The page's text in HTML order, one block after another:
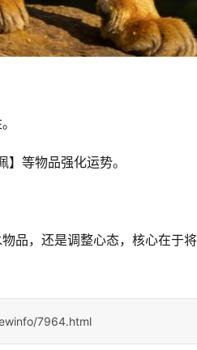
等物品强化运势。
品，还是调整心态，核心在于
7964.html